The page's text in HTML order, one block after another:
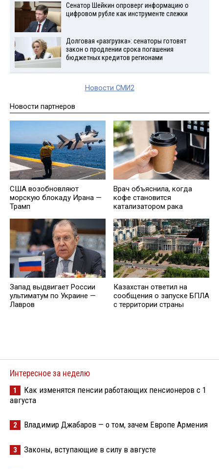
Сенатор Шейкин опроверг информацию о
цифровом рубле как инструменте слежки
Долговая «разгрузка»: сенаторы готовят
закон о продлении срока погашения
бюджетных кредитов регионами
Новости СМИ2
Новости партнеров
США возобновляют
морскую блокаду Ирана —
Трамп
Врач объяснила, когда
кофе становится
катализатором рака
Запад выдвигает России
ультиматум по Украине —
Лавров
Казахстан ответил на
сообщения о запуске БПЛА
с территории страны
Интересное за неделю
1
Как изменятся пенсии работающих пенсионеров с 1
августа
2 Владимир Джабаров — о том, зачем Европе Армения
3 Законы, вступающие в силу в августе